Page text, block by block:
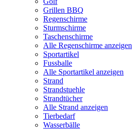
Grillen BBQ
Regenschirme
Sturmschirme
Taschenschirme
Alle Regenschirme anzeigen
Sportartikel
Fussballe
Alle Sportartikel anzeigen
Strand
Strandstuehle
Strandtücher
Alle Strand anzeigen
Tierbedarf
Wasserbälle